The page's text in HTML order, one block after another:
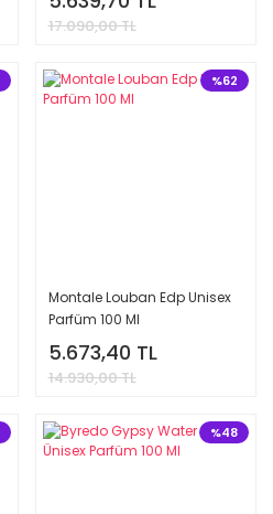
17.090,00 TL
%62
Montale Louban Edp Unisex
Parfüm 100 Ml
5.673,40 TL
14.930,00 TL
%48